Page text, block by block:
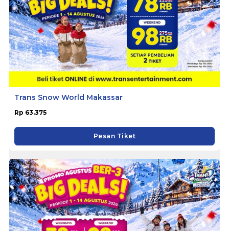
Trans Snow World Makassar
Rp 63.375
Pesan Tiket